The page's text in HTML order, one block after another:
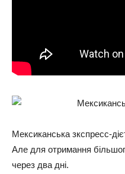
Мексиканська зкспресс-
Але для отримання
через два дні.